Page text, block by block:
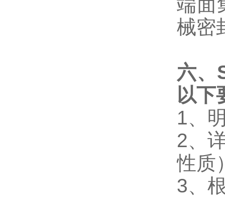
械密
六、
以下
1、
2、
性质
3、